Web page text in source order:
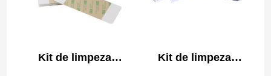
Kit de limpeza
Kit de limpeza